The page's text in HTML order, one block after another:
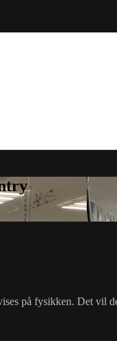
på fysikken. Det vil